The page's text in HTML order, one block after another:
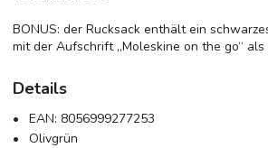
BONUS: der Rucksack enthält ein
mit der Aufschrift „Moleskine on the go“ als
Details
EAN: 8056999277253
Olivgrün